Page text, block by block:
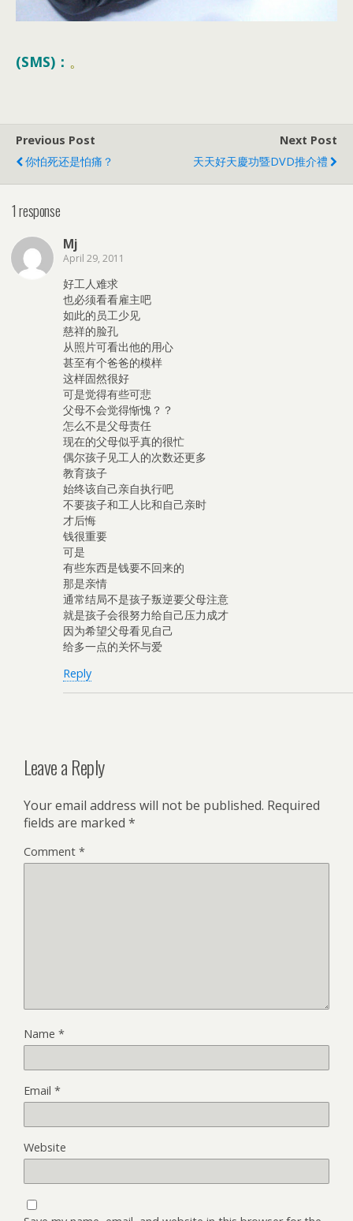
(SMS)： 。
Previous Post
你怕死还是怕痛？
Next Post
天天好天慶功暨DVD推介禮
1 response
Mj
April 29, 2011
好工人难求
也必须看看雇主吧
如此的员工少见
慈祥的脸孔
从照片可看出他的用心
甚至有个爸爸的模样
这样固然很好
可是觉得有些可悲
父母不会觉得惭愧？？
怎么不是父母责任
现在的父母似乎真的很忙
偶尔孩子见工人的次数还更多
教育孩子
始终该自己亲自执行吧
不要孩子和工人比和自己亲时
才后悔
钱很重要
可是
有些东西是钱要不回来的
那是亲情
通常结局不是孩子叛逆要父母注意
就是孩子会很努力给自己压力成才
因为希望父母看见自己
给多一点的关怀与爱
Reply
Leave a Reply
Your email address will not be published. Required
fields are marked *
Comment *
Name *
Email *
Website